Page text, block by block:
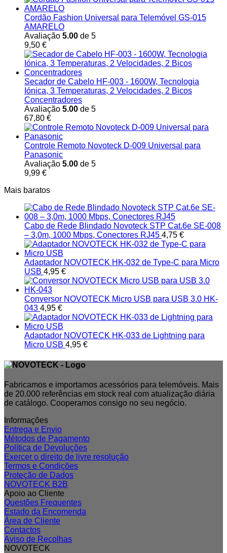
Cordão Fashion Universal para Telemóvel GS-015
AMARELO
Avaliação 5.00 de 5
9,50 €
Secador de Cabelo HF-003 - 1600W, Tecnologia
Iónica, 3 Temperaturas, 2 Velocidades, 2 Bicos
Concentradores
Avaliação 5.00 de 5
67,80 €
Controle Remoto Novoteck D-009 Universal para
Panasonic
Avaliação 5.00 de 5
9,99 €
Mais baratos
Cabo de Rede Blindado Novoteck STP Cat.6e SE-008
– 3,0m, 1000 Mbps, Conectores RJ45 4,75 €
Adaptador NOVOTECK HK-032 de Type-C para Micro
USB 4,95 €
Conversor NOVOTECK Micro USB para USB 3.0 HK-
043 4,95 €
Adaptador NOVOTECK HK-033 de Lightning para
Micro USB 4,95 €
Fabricamos e importamos acessórios para telemóveis. Mais
de 20.000 referências em stock real com atualização diária
de catálogo. Cooperamos consigo no seu negócio.
Informações
Entrega e Envio
Métodos de Pagamento
Política de Devoluções
Exercer o direito de livre resolução
Termos e Condições
Proteção de Dados
NOVOTECK B2B
Apoio ao Cliente
Questões Frequentes
Estado da Encomenda
Área de Cliente
Contactos
Aviso de Recolhas
NOVOTECK